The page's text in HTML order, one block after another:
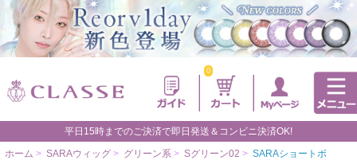
0
平日15時までのご決済で即日発送＆コンビニ決済OK!
ホーム > SARAウィッグ > グリーン系 > Sグリーン02 > SARAショートボ